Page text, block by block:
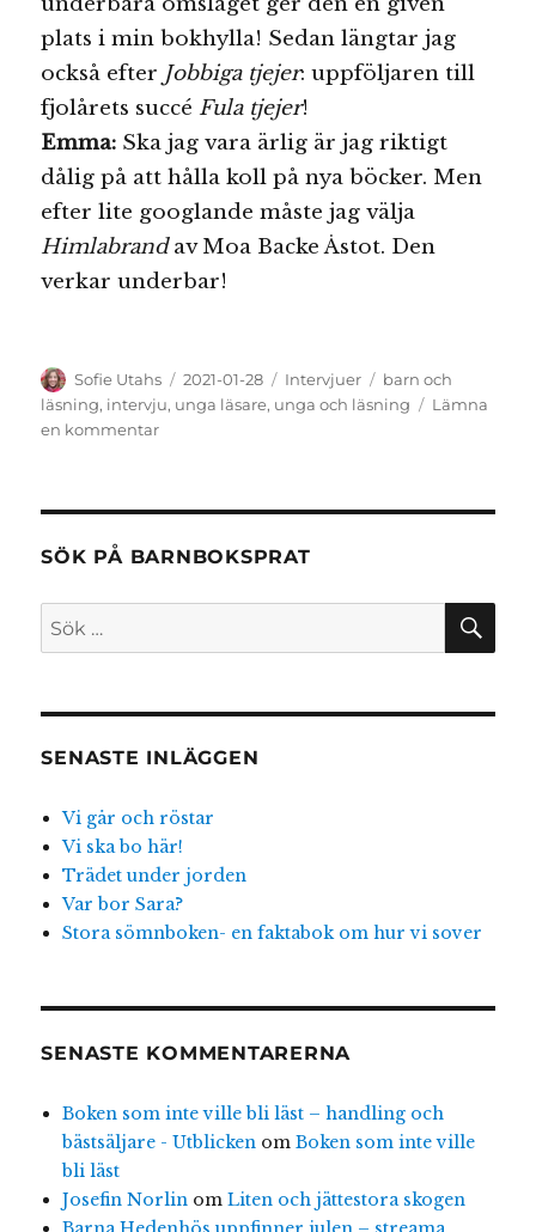
plats i min bokhylla! Sedan längtar jag
också efter Jobbiga tjejer: uppföljaren till
fjolårets succé Fula tjejer!
Emma: Ska jag vara ärlig är jag riktigt
dålig på att hålla koll på nya böcker. Men
efter lite googlande måste jag välja
Himlabrandav Moa Backe Åstot. Den
verkar underbar!
Författare
Sofie Utahs
Publicerat
den
2021-01-28 Kategorier
Intervjuer Etiketter
barn och
läsning, intervju, unga läsare, unga och läsning
Lämna
en kommentartill
Unga
SÖK PÅ BARNBOKSPRAT
Sök
SENASTE INLÄGGEN
Vi går och röstar
Vi ska bo här!
Trädet under jorden
Var bor Sara?
Stora sömnboken- en faktabok om hur vi sover
SENASTE KOMMENTARERNA
Boken som inte ville bli läst – handling och
bästsäljare - Utblickenom Boken som inte ville
bli läst
Josefin Norlinom Liten och jättestora skogen